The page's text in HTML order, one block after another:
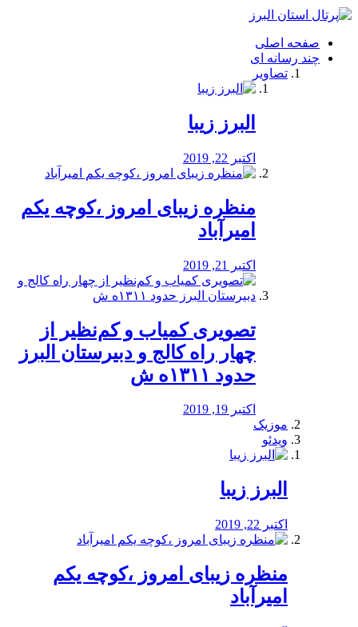
فصد
شرق
تهران
خشکشویی
صفحه اصلی
چند رسانه ای
تصاویر
البرز زیبا
اکتبر 22, 2019
منظره‌‌ زیبای امروز ،کوچه یکم
امیرآباد
اکتبر 21, 2019
️تصویری کمیاب و کم‌نظیر از
چهار راه كالج و دبيرستان البرز
حدود ۱۳۱۱ه ش
اکتبر 19, 2019
موزیک
ویدئو
البرز زیبا
اکتبر 22, 2019
منظره‌‌ زیبای امروز ،کوچه یکم
امیرآباد